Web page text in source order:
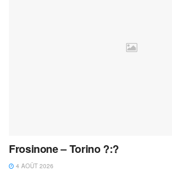
Frosinone – Torino ?:?
4 AOÛT 2026